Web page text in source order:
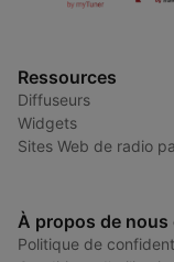
Ressources
Diffuseurs
Widgets
Sites Web de radio
À propos de
Politique de